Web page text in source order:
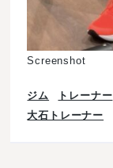
Screenshot
ジム トレーナー
大石トレーナー